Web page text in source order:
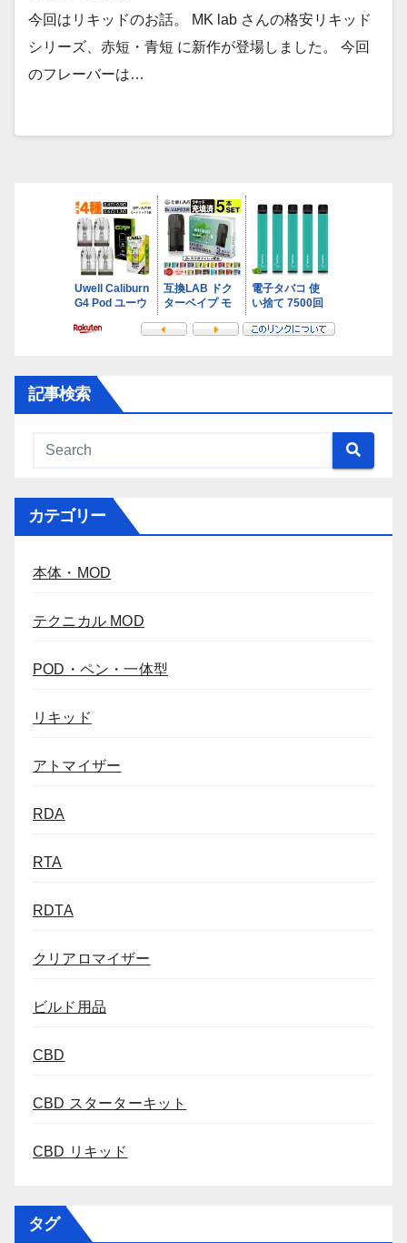
今回はリキッドのお話。 MK lab さんの格安リキッド
シリーズ、赤短・青短 に新作が登場しました。 今回
のフレーバーは…
記事検索
カテゴリー
本体・MOD
テクニカル MOD
POD・ペン・一体型
リキッド
アトマイザー
RDA
RTA
RDTA
クリアロマイザー
ビルド用品
CBD
CBD スターターキット
CBD リキッド
タグ